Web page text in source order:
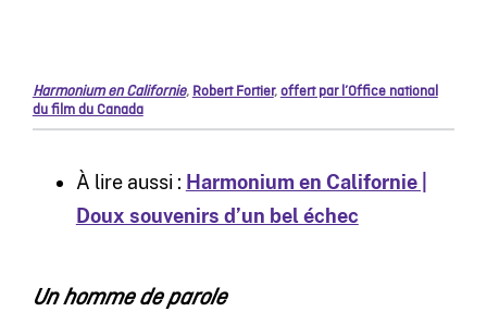
Harmonium en Californie, Robert Fortier,offert par l’Office national
du film du Canada
À lire aussi : Harmonium en Californie |
Doux souvenirs d’un bel échec
Un homme de parole